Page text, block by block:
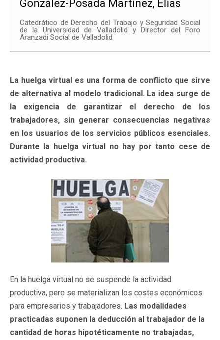
González-Posada Martínez, Elías
Catedrático de Derecho del Trabajo y Seguridad Social
de la Universidad de Valladolid y Director del Foro
Aranzadi Social de Valladolid
La huelga virtual es una forma de conflicto que sirve
de alternativa al modelo tradicional. La idea surge de
la exigencia de garantizar el derecho de los
trabajadores, sin generar consecuencias negativas
en los usuarios de los servicios públicos esenciales.
Durante la huelga virtual no hay por tanto cese de
actividad productiva.
En la huelga virtual no se suspende la actividad
productiva, pero se materializan los costes económicos
para empresarios y trabajadores. Las modalidades
practicadas suponen la deducción al trabajador de la
cantidad de horas hipotéticamente no trabajadas,